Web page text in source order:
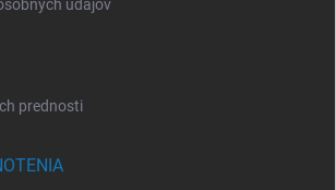
údajov
prednosti